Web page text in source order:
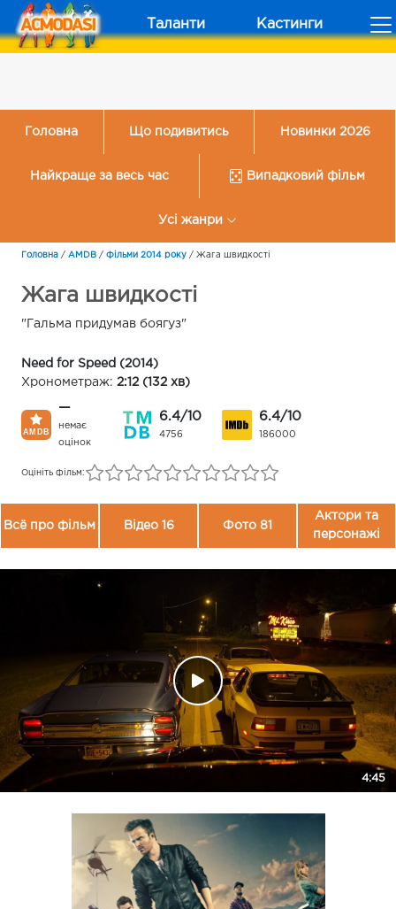
Таланти Кастинги
Головна Що подивитись Новинки 2026
Найкраще за весь час Випадковий фільм
Усі жанри
Головна / AMDB / Фільми 2014 року / Жага швидкості
Жага швидкості
"Гальма придумав боягуз"
Need for Speed (2014)
Хронометраж: 2:12 (132 хв)
—
немає
оцінок
6.4/10
4756
6.4/10
186000
Оцініть фільм:
Всё про фільм Відео 16 Фото 81
Актори та
персонажі
4:45